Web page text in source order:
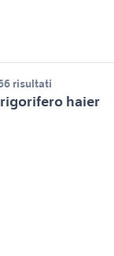
risultati
haier